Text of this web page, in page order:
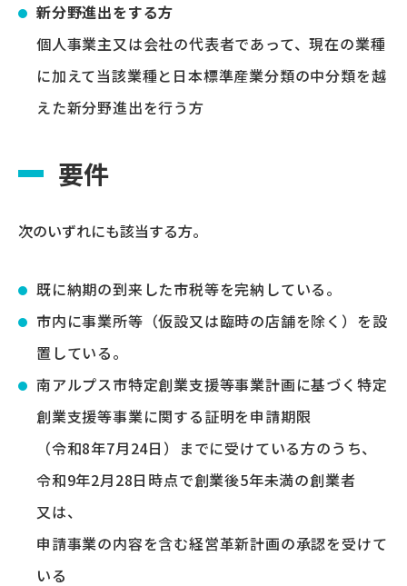
新分野進出をする方
個人事業主又は会社の代表者であって、現在の業種
に加えて当該業種と日本標準産業分類の中分類を越
えた新分野進出を行う方
要件
次のいずれにも該当する方。
既に納期の到来した市税等を完納している。
市内に事業所等（仮設又は臨時の店舗を除く）を設
置している。
南アルプス市特定創業支援等事業計画に基づく特定
創業支援等事業に関する証明を申請期限
（令和8年7月24日）までに受けている方のうち、
令和9年2月28日時点で創業後5年未満の創業者
又は、
申請事業の内容を含む経営革新計画の承認を受けて
いる